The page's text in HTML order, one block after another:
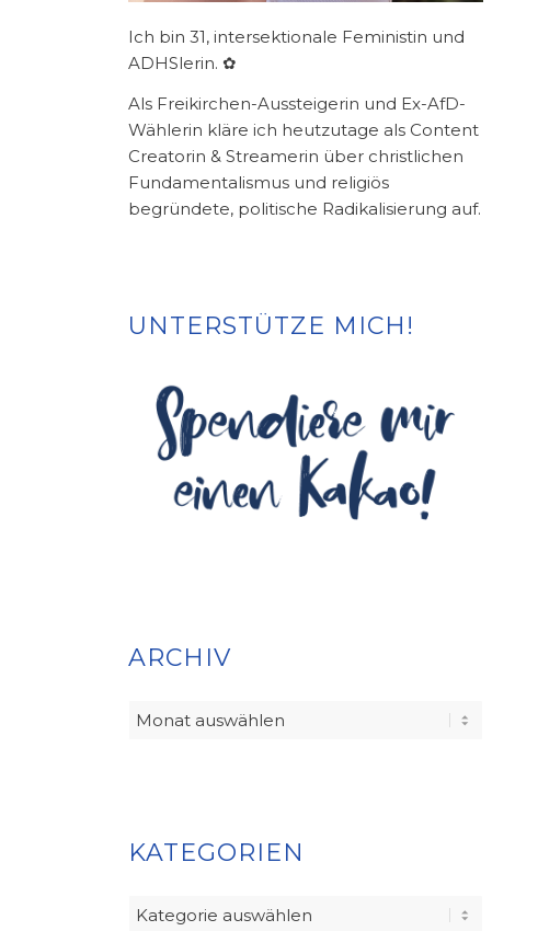
Ich bin 31, intersektionale Feministin und
ADHSlerin. ✿
Als Freikirchen-Aussteigerin und Ex-AfD-
Wählerin kläre ich heutzutage als Content
Creatorin & Streamerin über christlichen
Fundamentalismus und religiös
begründete, politische Radikalisierung auf.
UNTERSTÜTZE MICH!
ARCHIV
KATEGORIEN
Kategorien